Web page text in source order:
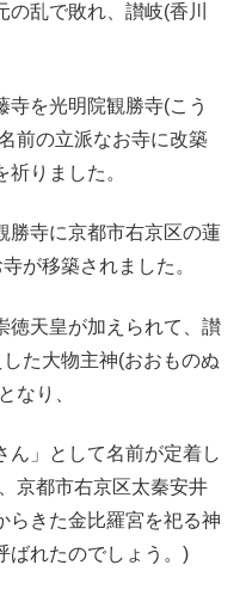
乱で敗れ、讃岐(香川
寺を光明院観勝寺(こう
前の立派なお寺に改築
りました。
勝寺に京都市右京区の蓮
が移築されました。
徳天皇が加えられて、讃
た大物主神(おおものぬ
なり、
ん」として名前が定着し
京都市右京区太秦安井
らきた金比羅宮を祀る神
ばれたのでしょう。)